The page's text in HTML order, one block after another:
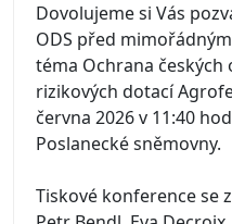
Dovolujeme si Vás
ODS před
téma Ochrana
rizikových dotací
června 2026 v 11:40
Poslanecké sněmovny.
Tiskové konference se